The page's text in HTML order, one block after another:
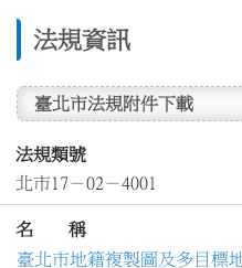
法規資訊
臺北市法規附件下載
法規類號
北市17－02－4001
名 稱
臺北市地籍複製圖及多目標